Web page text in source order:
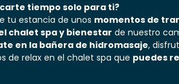
tiempo solo para ti?
tu estancia de unos momentos de
chalet spa y bienestar de nuestro
en la bañera de hidromasaje,
de relax en el chalet spa que puedes